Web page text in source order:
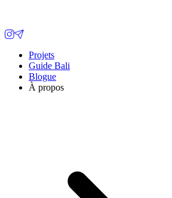
Projets
Guide Bali
Blogue
À propos